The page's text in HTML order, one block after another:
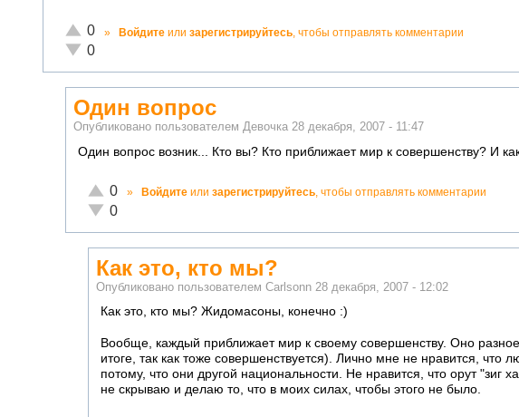
Отлично!
0
Неадекватно!
0
» Войдите или зарегистрируйтесь, чтобы отправлять комментарии
Один вопрос
Опубликовано пользователем Девочка 28 декабря, 2007 - 11:47
Один вопрос возник... Кто вы? Кто приближает мир к совершенству? И
Отлично!
0
Неадекватно!
0
» Войдите или зарегистрируйтесь, чтобы отправлять комментарии
Как это, кто мы?
Опубликовано пользователем Carlsonn 28 декабря, 2007 - 12:02
Как это, кто мы? Жидомасоны, конечно :)
Вообще, каждый приближает мир к своему совершенству. Оно
итоге, так как тоже совершенствуется). Лично мне не нравится, что
потому, что они другой национальности. Не нравится, что орут "зиг
не скрываю и делаю то, что в моих силах, чтобы этого не было.